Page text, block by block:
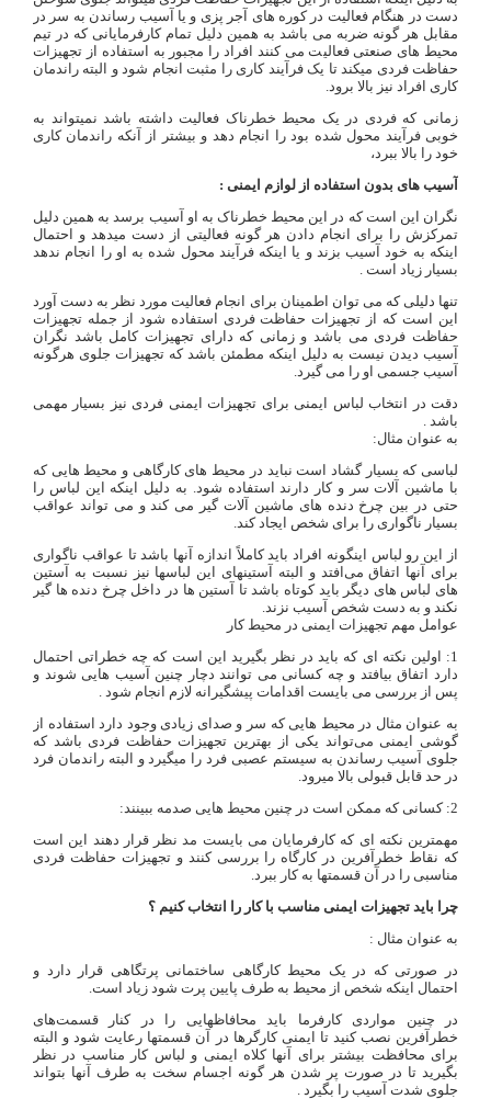
دست در هنگام فعالیت در کوره های آجر پزی و یا آسیب رساندن به سر در
مقابل هر گونه ضربه می باشد به همین دلیل تمام کارفرمایانی که در تیم
محیط‌ های صنعتی فعالیت می کنند افراد را مجبور به استفاده از تجهیزات
حفاظت فردی میکند تا یک فرآیند کاری را مثبت انجام شود و البته راندمان
کاری افراد نیز بالا برود.
زمانی که فردی در یک محیط خطرناک فعالیت داشته باشد نمیتواند به
خوبی فرآیند محول شده بود را انجام دهد و بیشتر از آنکه راندمان کاری
خود را بالا ببرد،
آسیب های بدون استفاده از لوازم ایمنی :
نگران این است که در این محیط خطرناک به او آسیب برسد به همین دلیل
تمرکزش را برای انجام دادن هر گونه فعالیتی از دست میدهد و احتمال
اینکه به خود آسیب بزند و یا اینکه فرآیند محول شده به او را انجام ندهد
بسیار زیاد است .
تنها دلیلی که می توان اطمینان برای انجام فعالیت مورد نظر به دست آورد
این است که از تجهیزات حفاظت فردی استفاده شود از جمله تجهیزات
حفاظت فردی می باشد و زمانی که دارای تجهیزات کامل باشد نگران
آسیب دیدن نیست به دلیل اینکه مطمئن باشد که تجهیزات جلوی هرگونه
آسیب جسمی او را می گیرد.
دقت در انتخاب لباس ایمنی برای تجهیزات ایمنی فردی نیز بسیار مهمی
باشد .
به عنوان مثال:
لباسی که بسیار گشاد است نباید در محیط های کارگاهی و محیط هایی که
با ماشین آلات سر و کار دارند استفاده شود. به دلیل اینکه این لباس را
حتی در بین چرخ دنده های ماشین آلات گیر می کند و می تواند عواقب
بسیار ناگواری را برای شخص ایجاد کند.
از این رو لباس اینگونه افراد باید کاملاً اندازه آنها باشد تا عواقب ناگواری
برای آنها اتفاق می‌افتد و البته آستینهای این لباسها نیز نسبت به آستین
های لباس های دیگر باید کوتاه باشد تا آستین ها در داخل چرخ دنده ها گیر
نکند و به دست شخص آسیب نزند.
عوامل مهم تجهیزات ایمنی در محیط کار
1: اولین نکته ای که باید در نظر بگیرید این است که چه خطراتی احتمال
دارد اتفاق بیافتد و چه کسانی می توانند دچار چنین آسیب هایی شوند و
پس از بررسی می بایست اقدامات پیشگیرانه لازم انجام شود .
به عنوان مثال در محیط هایی که سر و صدای زیادی وجود دارد استفاده از
گوشی ایمنی می‌تواند یکی از بهترین تجهیزات حفاظت فردی باشد که
جلوی آسیب رساندن به سیستم عصبی فرد را میگیرد و البته راندمان فرد
در حد قابل قبولی بالا میرود.
2: کسانی که ممکن است در چنین محیط هایی صدمه ببینند:
مهمترین نکته ای که کارفرمایان می بایست مد نظر قرار دهند این است
که نقاط خطرآفرین در کارگاه را بررسی کنند و تجهیزات حفاظت فردی
مناسبی را در آن قسمتها به کار ببرد.
چرا باید تجهیزات ایمنی مناسب با کار را انتخاب کنیم ؟
به عنوان مثال :
در صورتی که در یک محیط کارگاهی ساختمانی پرتگاهی قرار دارد و
احتمال اینکه شخص از محیط به طرف پایین پرت شود زیاد است.
در چنین مواردی کارفرما باید محافاظهایی را در کنار قسمت‌های
خطرآفرین نصب کنید تا ایمنی کارگرها در آن قسمتها رعایت شود و البته
برای محافظت بیشتر برای آنها کلاه ایمنی و لباس کار مناسب در نظر
بگیرید تا در صورت پر شدن هر گونه اجسام سخت به طرف آنها بتواند
جلوی شدت آسیب را بگیرد .